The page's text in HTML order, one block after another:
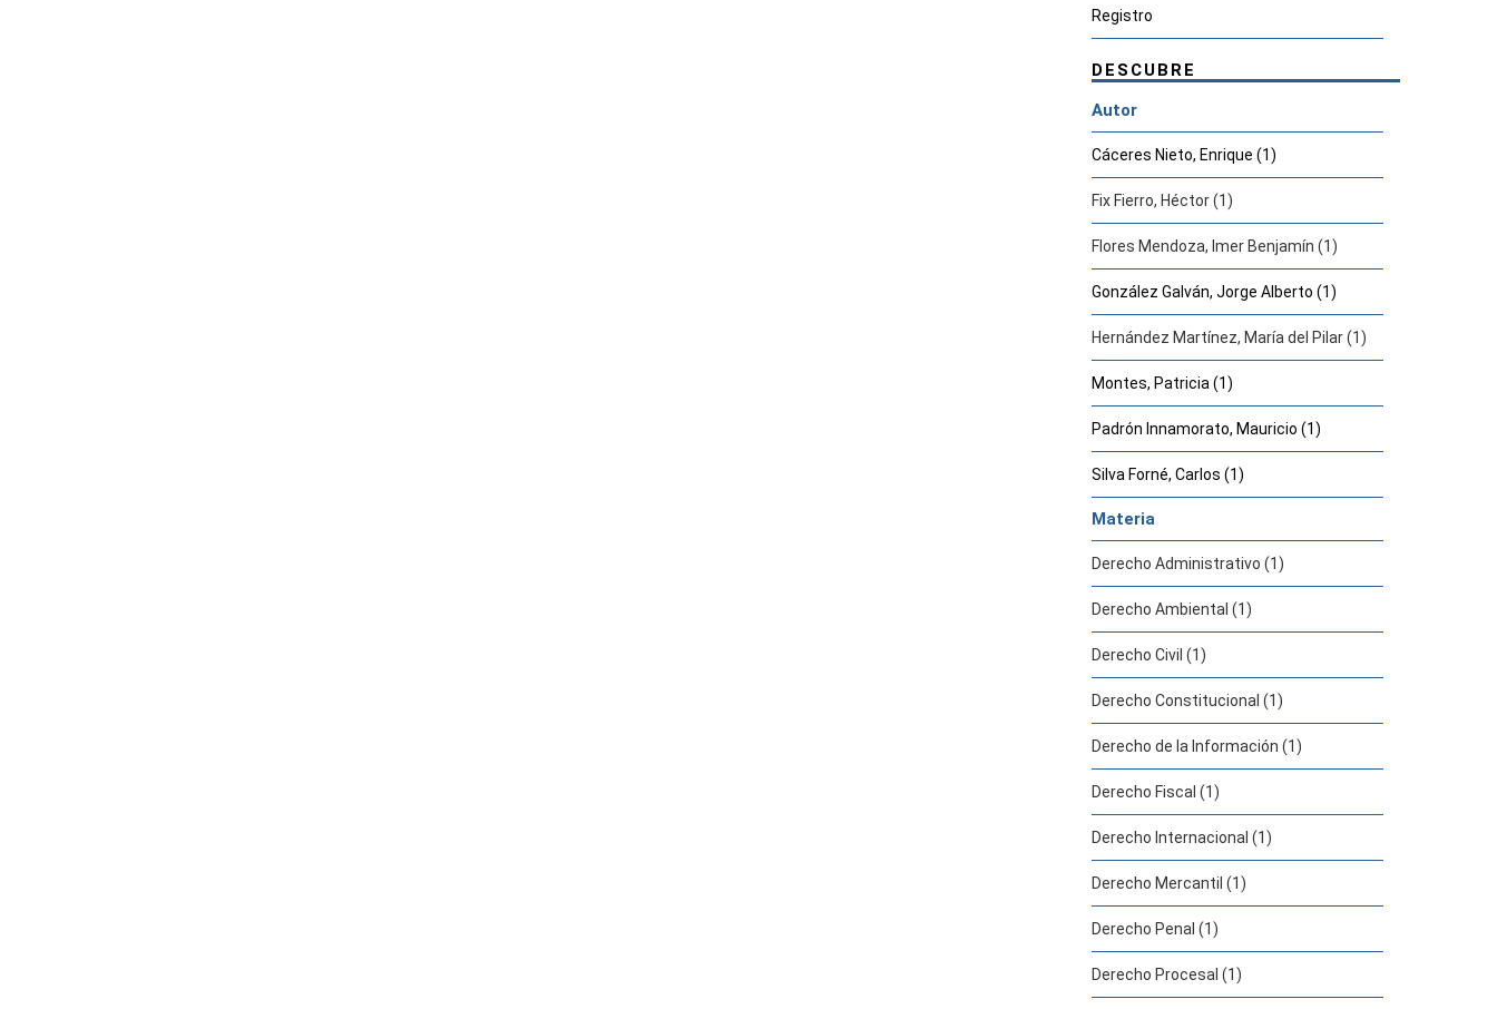
Registro
DESCUBRE
Autor
Cáceres Nieto, Enrique (1)
Fix Fierro, Héctor (1)
Flores Mendoza, Imer Benjamín (1)
González Galván, Jorge Alberto (1)
Hernández Martínez, María del Pilar (1)
Montes, Patricia (1)
Padrón Innamorato, Mauricio (1)
Silva Forné, Carlos (1)
Materia
Derecho Administrativo (1)
Derecho Ambiental (1)
Derecho Civil (1)
Derecho Constitucional (1)
Derecho de la Información (1)
Derecho Fiscal (1)
Derecho Internacional (1)
Derecho Mercantil (1)
Derecho Penal (1)
Derecho Procesal (1)